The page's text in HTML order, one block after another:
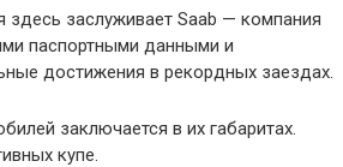
здесь заслуживает Saab — компания
паспортными данными и
достижения в рекордных заездах.
заключается в их габаритах.
купе.